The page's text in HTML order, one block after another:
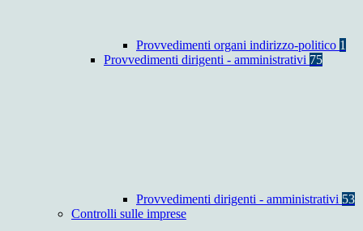
Provvedimenti organi indirizzo-politico 1
Provvedimenti dirigenti - amministrativi 75
Provvedimenti dirigenti - amministrativi 53
Controlli sulle imprese